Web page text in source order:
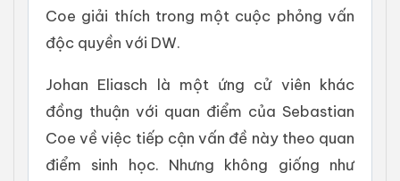
Coe giải thích trong một cuộc phỏng vấn
độc quyền với DW.
Johan Eliasch là một ứng cử viên khác
đồng thuận với quan điểm của Sebastian
Coe về việc tiếp cận vấn đề này theo quan
điểm sinh học. Nhưng không giống như